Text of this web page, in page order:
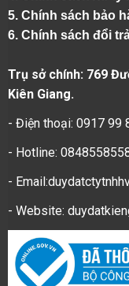
5. Chính sách bảo
6. Chính sách đổi
Trụ sở chính: 769
Kiên Giang.
- Điện thoại: 0917 99
- Hotline:
-
- Website: